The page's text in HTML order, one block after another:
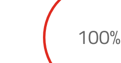
100%